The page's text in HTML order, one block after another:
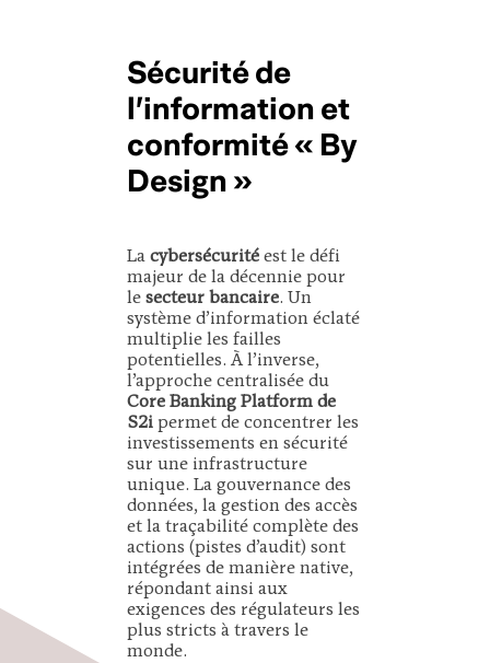
Sécurité de
l’information et
conformité « By
Design »
La cybersécurité est le défi
majeur de la décennie pour
le secteur bancaire. Un
système d’information éclaté
multiplie les failles
potentielles. À l’inverse,
l’approche centralisée du
Core Banking Platform de
S2i permet de concentrer les
investissements en sécurité
sur une infrastructure
unique. La gouvernance des
données, la gestion des accès
et la traçabilité complète des
actions (pistes d’audit) sont
intégrées de manière native,
répondant ainsi aux
exigences des régulateurs les
plus stricts à travers le
monde.